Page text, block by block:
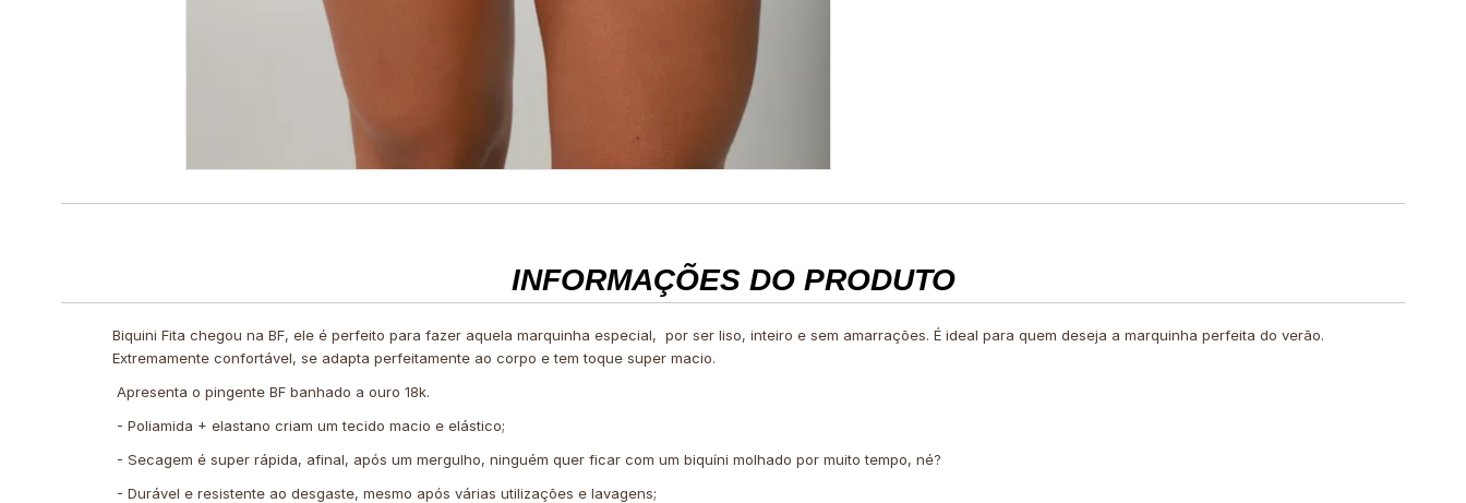
INFORMAÇÕES DO PRODUTO
Biquini Fita chegou na BF, ele é perfeito para fazer aquela marquinha especial, por ser liso, inteiro e sem amarrações. É ideal para quem deseja a marquinha perfeita do verão.
Extremamente confortável, se adapta perfeitamente ao corpo e tem toque super macio.
Apresenta o pingente BF banhado a ouro 18k.
- Poliamida + elastano criam um tecido macio e elástico;
- Secagem é super rápida, afinal, após um mergulho, ninguém quer ficar com um biquíni molhado por muito tempo, né?
- Durável e resistente ao desgaste, mesmo após várias utilizações e lavagens;